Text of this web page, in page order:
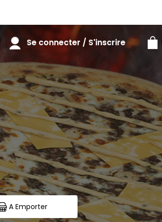
Se connecter / S'inscrire
A Emporter